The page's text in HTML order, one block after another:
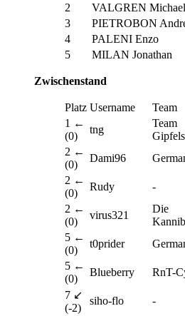
2
VALGREN Michael
3
PIETROBON
4
PALENI Enzo
5
MILAN Jonathan
Zwischenstand
Platz Username Team
1 ←
(0)
tng
Team
2 ←
(0)
Dami96
2 ←
(0)
Rudy -
2 ←
(0)
virus321
Die
5 ←
(0)
t0prider
5 ←
(0)
Blueberry RnT-
7 ↙
(-2)
siho-flo -